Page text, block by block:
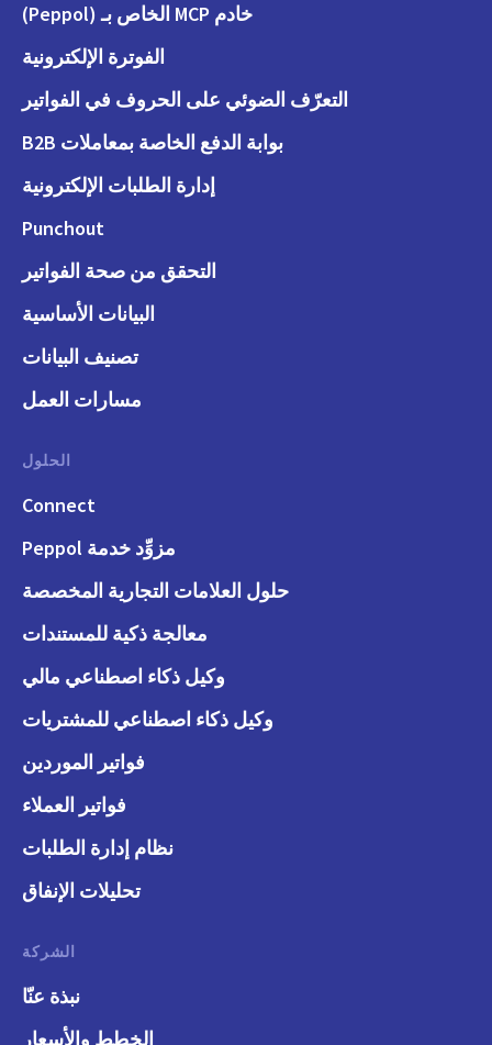
خادم MCP الخاص بـ (Peppol)
الفوترة الإلكترونية
التعرّف الضوئي على الحروف في الفواتير
بوابة الدفع الخاصة بمعاملات B2B
إدارة الطلبات الإلكترونية
Punchout
التحقق من صحة الفواتير
البيانات الأساسية
تصنيف البيانات
مسارات العمل
الحلول
Connect
مزوِّد خدمة Peppol
حلول العلامات التجارية المخصصة
معالجة ذكية للمستندات
وكيل ذكاء اصطناعي مالي
وكيل ذكاء اصطناعي للمشتريات
فواتير الموردين
فواتير العملاء
نظام إدارة الطلبات
تحليلات الإنفاق
الشركة
نبذة عنّا
الخطط والأسعار